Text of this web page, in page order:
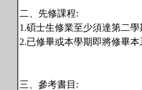
二、先修課程:
1.碩士生修業至少須達第二學
2.已修畢或本學期即將修畢
三、參考書目: